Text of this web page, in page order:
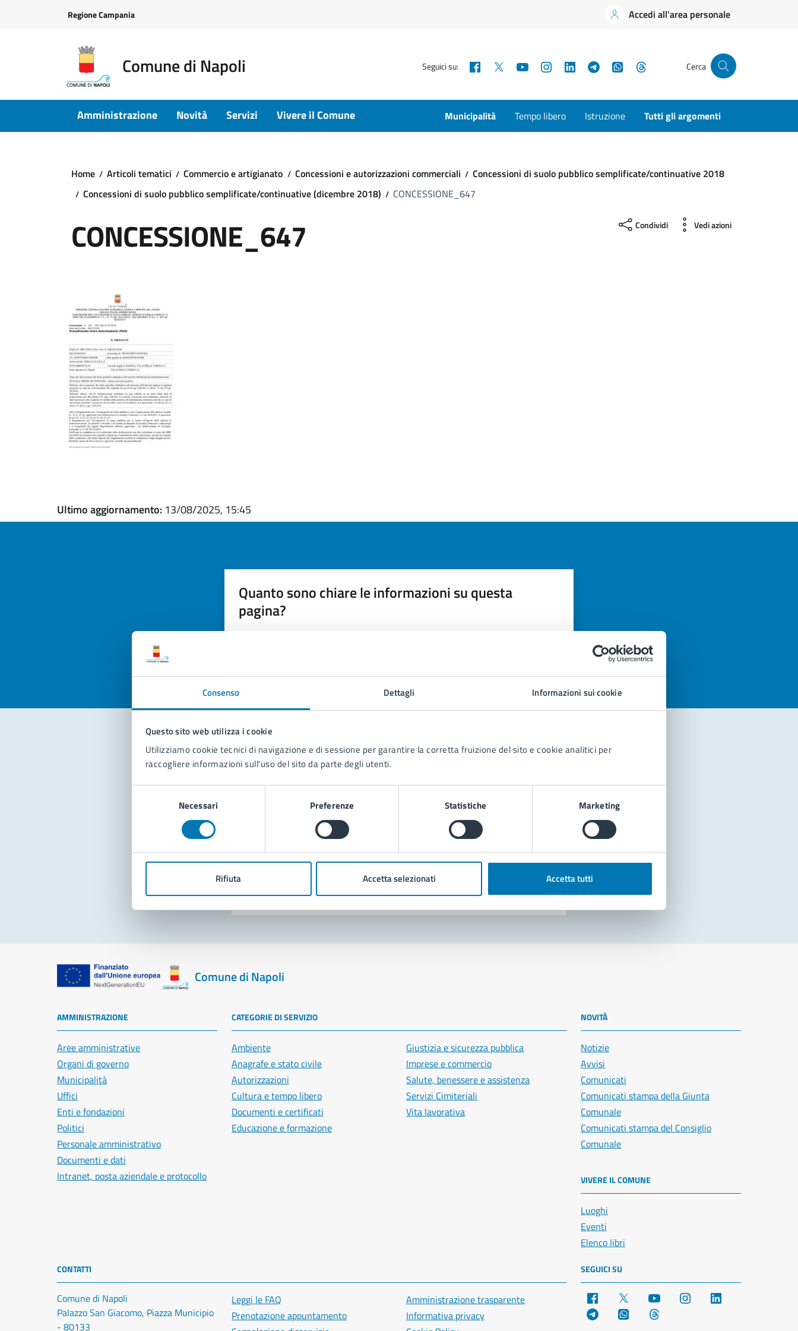
Consenso Dettagli Informazioni sui cookie
Questo sito web utilizza i cookie
Utilizziamo cookie tecnici di navigazione e di sessione per garantire la corretta fruizione del sito e cookie analitici per
raccogliere informazioni sull'uso del sito da parte degli utenti.
Necessari Preferenze Statistiche Marketing
Rifiuta Accetta selezionati Accetta tutti
Regione Campania Accedi all'area personale
Comune di Napoli Seguici su: Facebook YouTubeInstagramLinkedInTelegramWhatsApp Cerca
Amministrazione Novità Servizi Vivere il Comune Municipalità Tempo libero Istruzione Tutti gli argomenti
Home Articoli tematici Commercio e artigianato Concessioni e autorizzazioni commerciali
Concessioni di suolo pubblico semplificate/continuative 2018
Concessioni di suolo pubblico semplificate/continuative (dicembre 2018)
CONCESSIONE_647
CONCESSIONE_647 Condividi Vedi azioni
Ultimo aggiornamento: 13/08/2025, 15:45
Quanto sono chiare le informazioni su questa
pagina?
Contatta il comune
Leggi le domande frequenti
Richiedi assistenza
Prenota appuntamento
Problemi in città
Segnala disservizio
Comune di Napoli
AMMINISTRAZIONE
Aree amministrative
Organi di governo
Municipalità
Uffici
Enti e fondazioni
Politici
Personale amministrativo
Documenti e dati
Intranet, posta aziendale e protocollo
CATEGORIE DI SERVIZIO
Ambiente
Anagrafe e stato civile
Autorizzazioni
Cultura e tempo libero
Documenti e certificati
Educazione e formazione
Giustizia e sicurezza pubblica
Imprese e commercio
Salute, benessere e assistenza
Servizi Cimiteriali
Vita lavorativa
NOVITÀ
Notizie
Avvisi
Comunicati
Comunicati stampa della Giunta
Comunale
Comunicati stampa del Consiglio
Comunale
VIVERE IL COMUNE
Luoghi
Eventi
Elenco libri
CONTATTI
Comune di Napoli
Palazzo San Giacomo, Piazza Municipio
- 80133
Leggi le FAQ
Prenotazione appuntamento
Amministrazione trasparente
Informativa privacy
SEGUICI SU
Facebook YouTube Instagram
Telegram WhatsApp